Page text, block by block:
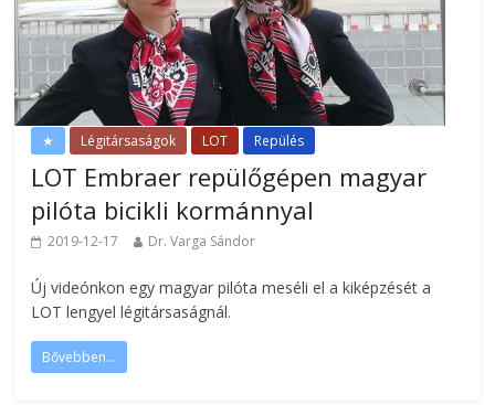
★ Légitársaságok LOT Repülés
LOT Embraer repülőgépen magyar
pilóta bicikli kormánnyal
2019-12-17 Dr. Varga Sándor
Új videónkon egy magyar pilóta meséli el a kiképzését a
LOT lengyel légitársaságnál.
Bővebben...